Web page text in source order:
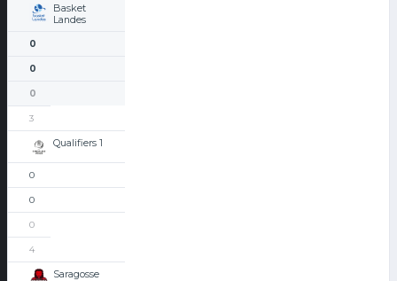
Basket
Landes
0
0
0
3
Qualifiers 1
0
0
0
4
Saragosse